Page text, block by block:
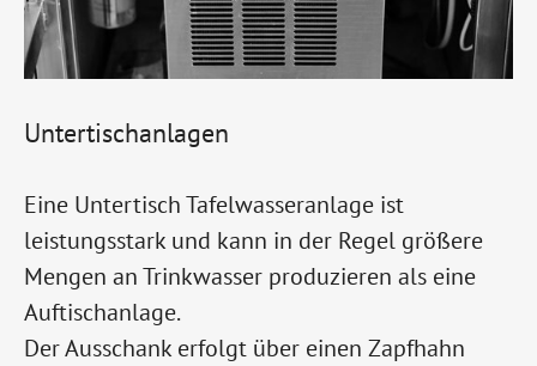
Untertischanlagen
Eine Untertisch Tafelwasseranlage ist
leistungsstark und kann in der Regel größere
Mengen an Trinkwasser produzieren als eine
Auftischanlage.
Der Ausschank erfolgt über einen Zapfhahn